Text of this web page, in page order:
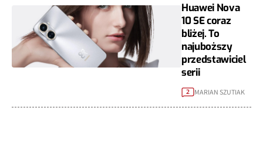
Huawei Nova
10 SE coraz
bliżej. To
najuboższy
przedstawiciel
serii
2 MARIAN SZUTIAK